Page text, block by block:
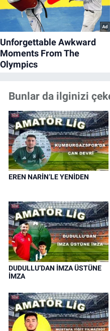
Bunlar da ilginizi
EREN NARİN’LE YENİDEN
DUDULLU’DAN İMZA ÜSTÜNE
İMZA